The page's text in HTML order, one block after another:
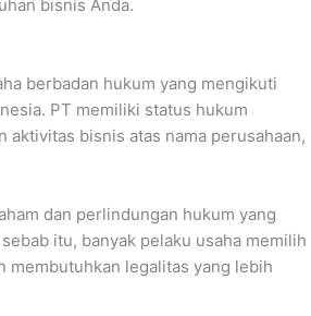
bisnis Anda.
berbadan hukum yang mengikuti
PT memiliki status hukum
bisnis atas nama perusahaan,
dan perlindungan hukum yang
itu, banyak pelaku usaha memilih
membutuhkan legalitas yang lebih